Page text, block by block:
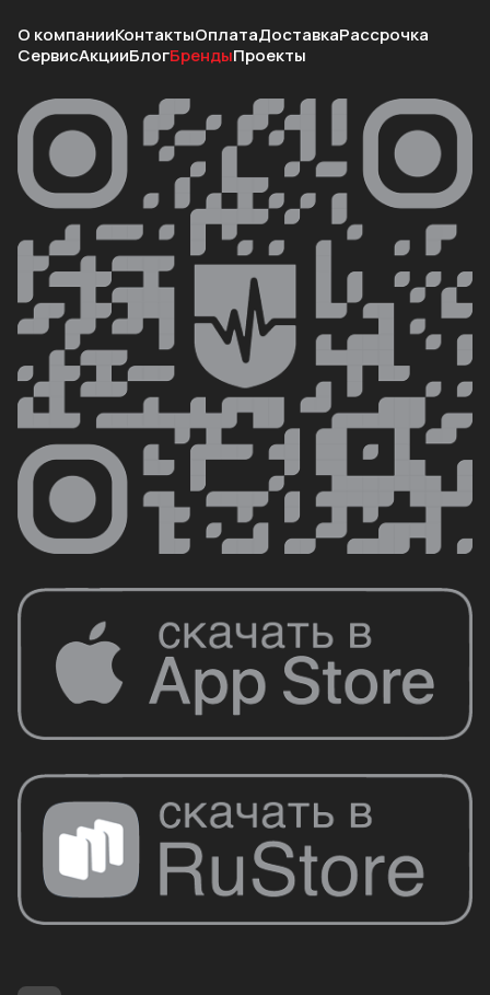
О компанииКонтактыОплатаДоставкаРассрочка
СервисАкцииБлогБрендыПроекты